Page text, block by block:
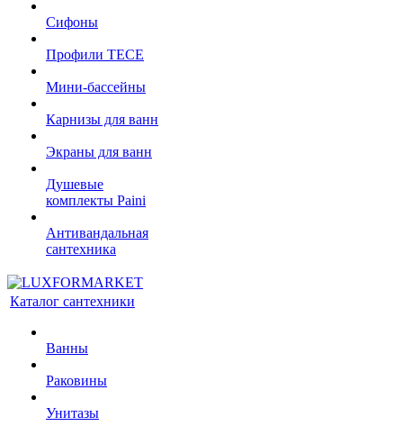
Сифоны
Профили TECE
Мини-бассейны
Карнизы для ванн
Экраны для ванн
Душевые
комплекты Paini
Антивандальная
сантехника
Каталог сантехники
Ванны
Раковины
Унитазы